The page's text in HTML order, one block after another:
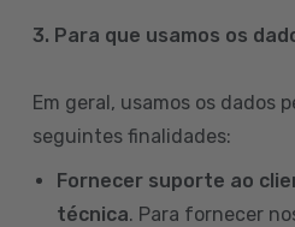
3. Para que usamos os
Em geral, usamos os dados
seguintes finalidades:
Fornecer suporte ao
técnica. Para fornecer